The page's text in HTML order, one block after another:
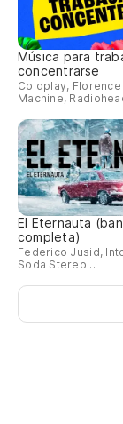
Música para
concentrarse
Coldplay, Florence
Machine,
El Eternauta
completa)
Federico Jusid,
Soda Stereo...